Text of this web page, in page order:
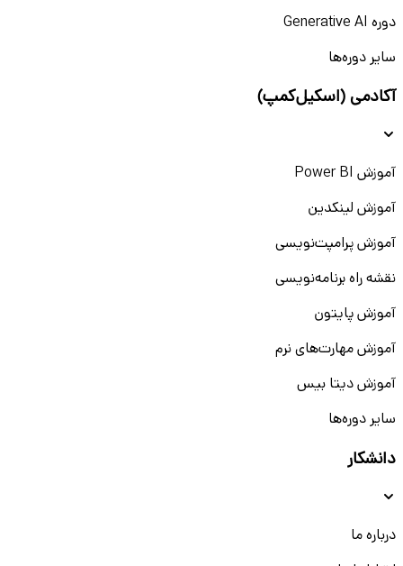
دوره Generative AI
سایر دوره‌ها
آکادمی (اسکیل‌کمپ)
آموزش Power BI
آموزش لینکدین
آموزش پرامپت‌نویسی
نقشه راه برنامه‌نویسی
آموزش پایتون
آموزش مهارت‌های نرم
آموزش دیتا بیس
سایر دوره‌ها
دانشکار
درباره ما